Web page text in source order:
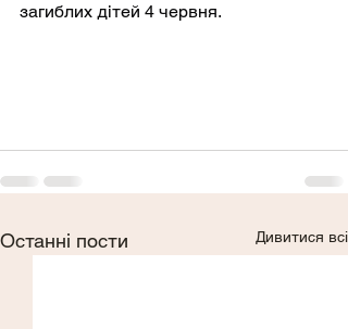
загиблих дітей 4 червня.
Останні пости Дивитися всі